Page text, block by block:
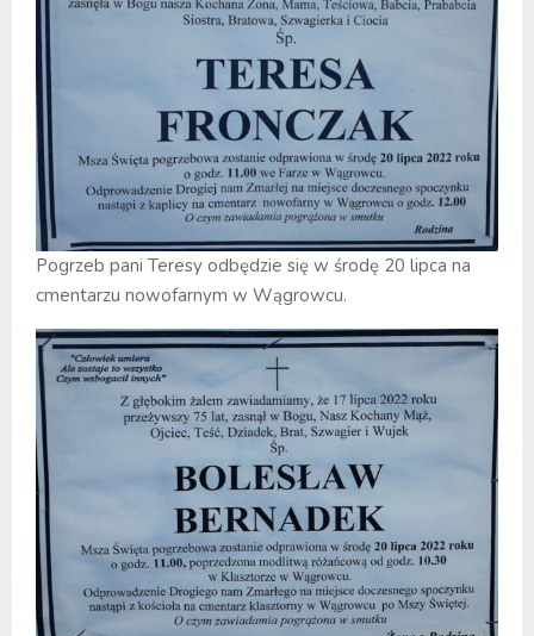
Pogrzeb pani Teresy odbędzie się w środę 20 lipca na
cmentarzu nowofarnym w Wągrowcu.